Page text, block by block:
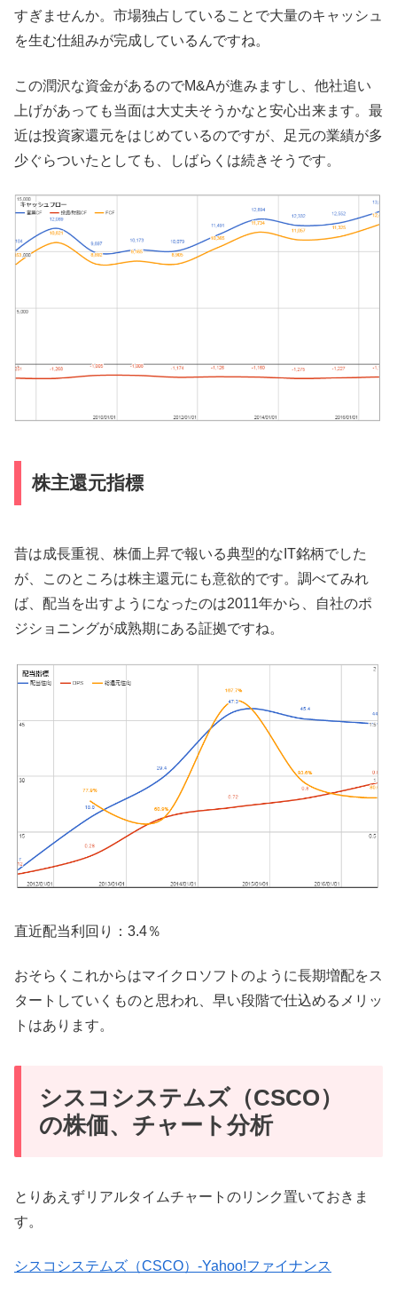
すぎませんか。市場独占していることで大量のキャッシュ
を生む仕組みが完成しているんですね。
この潤沢な資金があるのでM&Aが進みますし、他社追い
上げがあっても当面は大丈夫そうかなと安心出来ます。最
近は投資家還元をはじめているのですが、足元の業績が多
少ぐらついたとしても、しばらくは続きそうです。
株主還元指標
昔は成長重視、株価上昇で報いる典型的なIT銘柄でした
が、このところは株主還元にも意欲的です。調べてみれ
ば、配当を出すようになったのは2011年から、自社のポ
ジショニングが成熟期にある証拠ですね。
直近配当利回り：3.4％
おそらくこれからはマイクロソフトのように長期増配をス
タートしていくものと思われ、早い段階で仕込めるメリッ
トはあります。
シスコシステムズ（CSCO）
の株価、チャート分析
とりあえずリアルタイムチャートのリンク置いておきま
す。
シスコシステムズ（CSCO）-Yahoo!ファイナンス